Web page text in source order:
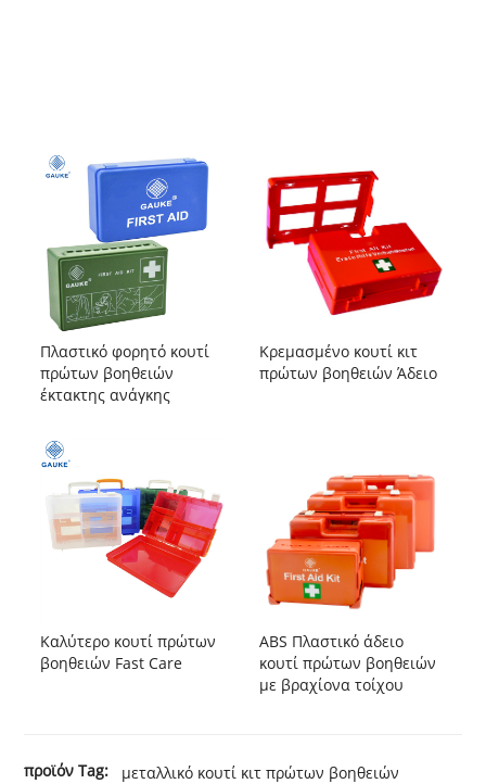
Πλαστικό φορητό κουτί
πρώτων βοηθειών
έκτακτης ανάγκης
Κρεμασμένο κουτί κιτ
πρώτων βοηθειών Άδειο
Καλύτερο κουτί πρώτων
βοηθειών Fast Care
ABS Πλαστικό άδειο
κουτί πρώτων βοηθειών
με βραχίονα τοίχου
προϊόν Tag:
μεταλλικό κουτί κιτ πρώτων βοηθειών